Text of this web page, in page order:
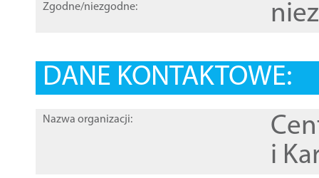
Zgodne/niezgodne:
DANE KONTAKTOWE:
Nazwa organizacji:
i